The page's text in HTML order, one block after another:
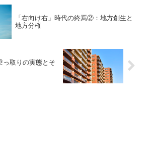
「右向け右」時代の終焉②：地方創生と
地方分権
っ取りの実態とそ